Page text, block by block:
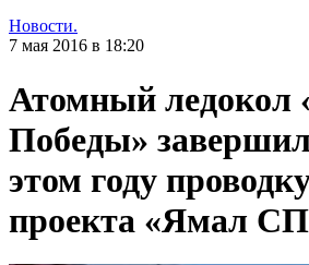
Новости.
7 мая 2016 в 18:20
Атомный ледокол
Победы»
этом году
проекта «Ямал